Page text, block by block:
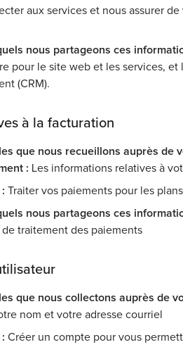
aux services et nous assurer
nous partageons ces
pour le site web et les services, et
(CRM).
à la facturation
que nous recueillons auprès de
: Les informations relatives à
Traiter vos paiements pour les
nous partageons ces
traitement des paiements
que nous collectons auprès de
nom et votre adresse courriel
Créer un compte pour vous